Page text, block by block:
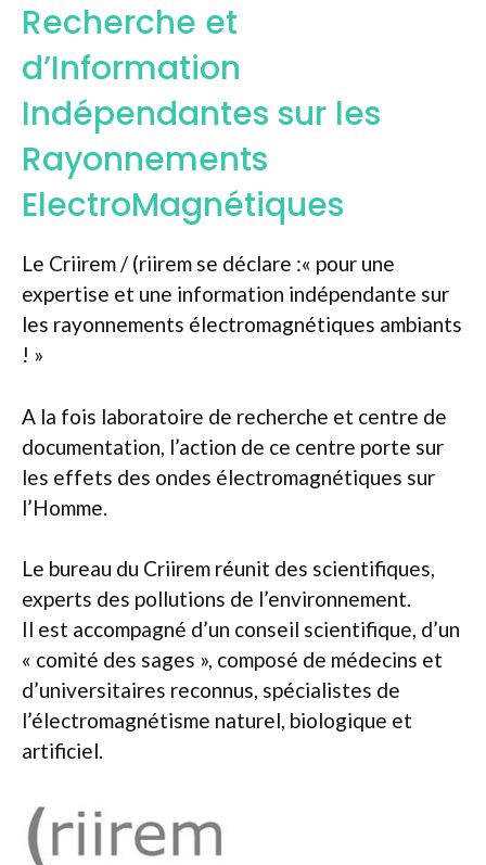
Recherche et
d’Information
Indépendantes sur les
Rayonnements
ElectroMagnétiques
Le Criirem / (riirem se déclare :« pour une
expertise et une information indépendante sur
les rayonnements électromagnétiques ambiants
! »
A la fois laboratoire de recherche et centre de
documentation, l’action de ce centre porte sur
les effets des ondes électromagnétiques sur
l’Homme.
Le bureau du Criirem réunit des scientifiques,
experts des pollutions de l’environnement.
Il est accompagné d’un conseil scientifique, d’un
« comité des sages », composé de médecins et
d’universitaires reconnus, spécialistes de
l’électromagnétisme naturel, biologique et
artificiel.